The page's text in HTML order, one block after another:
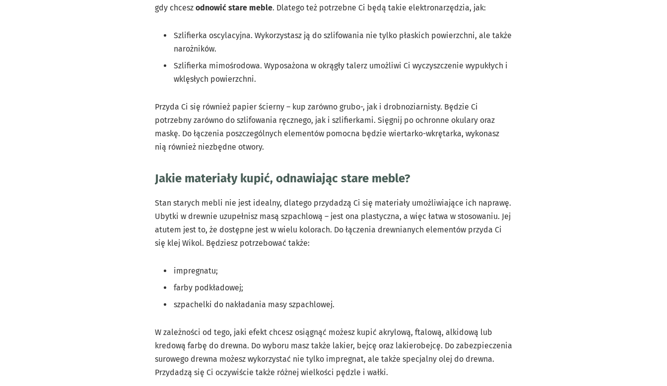
gdy chcesz odnowić stare meble. Dlatego też potrzebne Ci będą takie elektronarzędzia, jak:
Szlifierka oscylacyjna. Wykorzystasz ją do szlifowania nie tylko płaskich powierzchni, ale także
narożników.
Szlifierka mimośrodowa. Wyposażona w okrągły talerz umożliwi Ci wyczyszczenie wypukłych i
wklęsłych powierzchni.
Przyda Ci się również papier ścierny – kup zarówno grubo-, jak i drobnoziarnisty. Będzie Ci
potrzebny zarówno do szlifowania ręcznego, jak i szlifierkami. Sięgnij po ochronne okulary oraz
maskę. Do łączenia poszczególnych elementów pomocna będzie wiertarko-wkrętarka, wykonasz
nią również niezbędne otwory.
Jakie materiały kupić, odnawiając stare meble?
Stan starych mebli nie jest idealny, dlatego przydadzą Ci się materiały umożliwiające ich naprawę.
Ubytki w drewnie uzupełnisz masą szpachlową – jest ona plastyczna, a więc łatwa w stosowaniu. Jej
atutem jest to, że dostępne jest w wielu kolorach. Do łączenia drewnianych elementów przyda Ci
się klej Wikol. Będziesz potrzebować także:
impregnatu;
farby podkładowej;
szpachelki do nakładania masy szpachlowej.
W zależności od tego, jaki efekt chcesz osiągnąć możesz kupić akrylową, ftalową, alkidową lub
kredową farbę do drewna. Do wyboru masz także lakier, bejcę oraz lakierobejcę. Do zabezpieczenia
surowego drewna możesz wykorzystać nie tylko impregnat, ale także specjalny olej do drewna.
Przydadzą się Ci oczywiście także różnej wielkości pędzle i wałki.